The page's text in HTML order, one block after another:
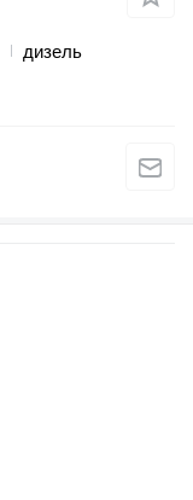
дизель